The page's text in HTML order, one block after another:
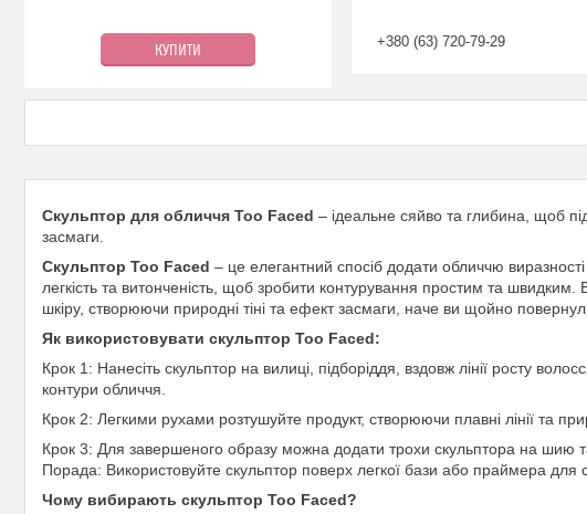
КУПИТИ
+380 (63) 720-79-29
Скульптор для обличчя Too Faced – ідеальне сяйво та глибина, щоб
засмаги.
Скульптор Too Faced – це елегантний спосіб додати обличчю
легкість та витонченість, щоб зробити контурування простим та
шкіру, створюючи природні тіні та ефект засмаги, наче ви щойно
Як використовувати скульптор Too Faced:
Крок 1: Нанесіть скульптор на вилиці, підборіддя, вздовж лінії росту
контури обличчя.
Крок 2: Легкими рухами розтушуйте продукт, створюючи плавні лінії та
Крок 3: Для завершеного образу можна додати трохи скульптора на шию
Порада: Використовуйте скульптор поверх легкої бази або праймера для
Чому вибирають скульптор Too Faced?